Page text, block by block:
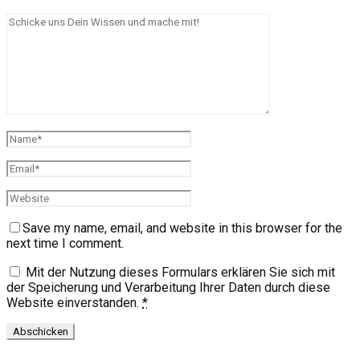
Save my name, email, and website in this browser for the
next time I comment.
Mit der Nutzung dieses Formulars erklären Sie sich mit
der Speicherung und Verarbeitung Ihrer Daten durch diese
Website einverstanden. *